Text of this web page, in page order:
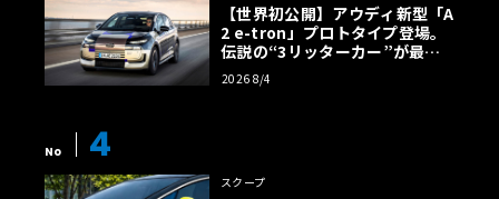
【世界初公開】アウディ新型「A
2 e-tron」プロトタイプ登場。
伝説の“3リッターカー”が最高
効率エントリーBEVとして復活
【画像38枚】
2026 8/4
No 4
スクープ